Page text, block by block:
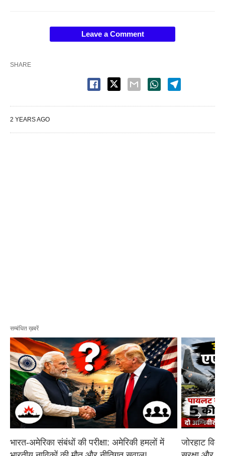
Leave a Comment
SHARE
2 YEARS AGO
सम्बंधित ख़बरें
भारत-अमेरिका संबंधों की परीक्षा: अमेरिकी हमलों में
जोरहाट